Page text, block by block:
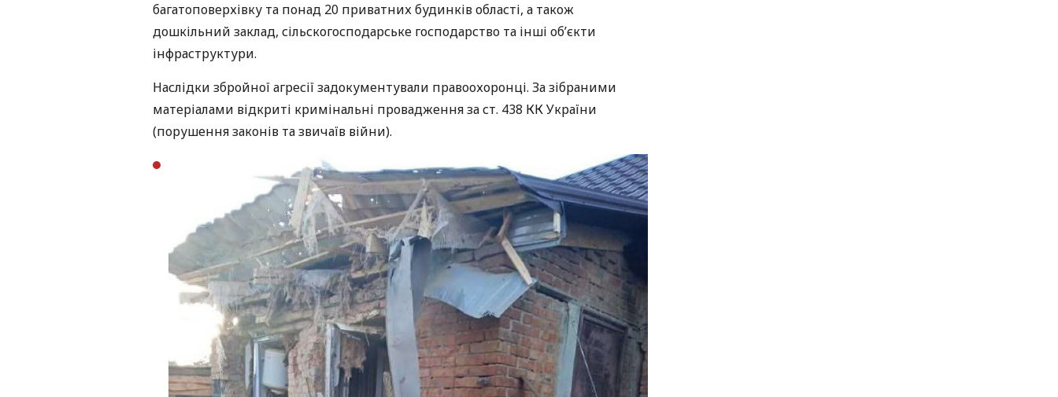
багатоповерхівку та понад 20 приватних будинків області, а також
дошкільний заклад, сільскогосподарське господарство та інші об’єкти
інфраструктури.
Наслідки збройної агресії задокументували правоохоронці. За зібраними
матеріалами відкриті кримінальні провадження за ст. 438 КК України
(порушення законів та звичаїв війни).